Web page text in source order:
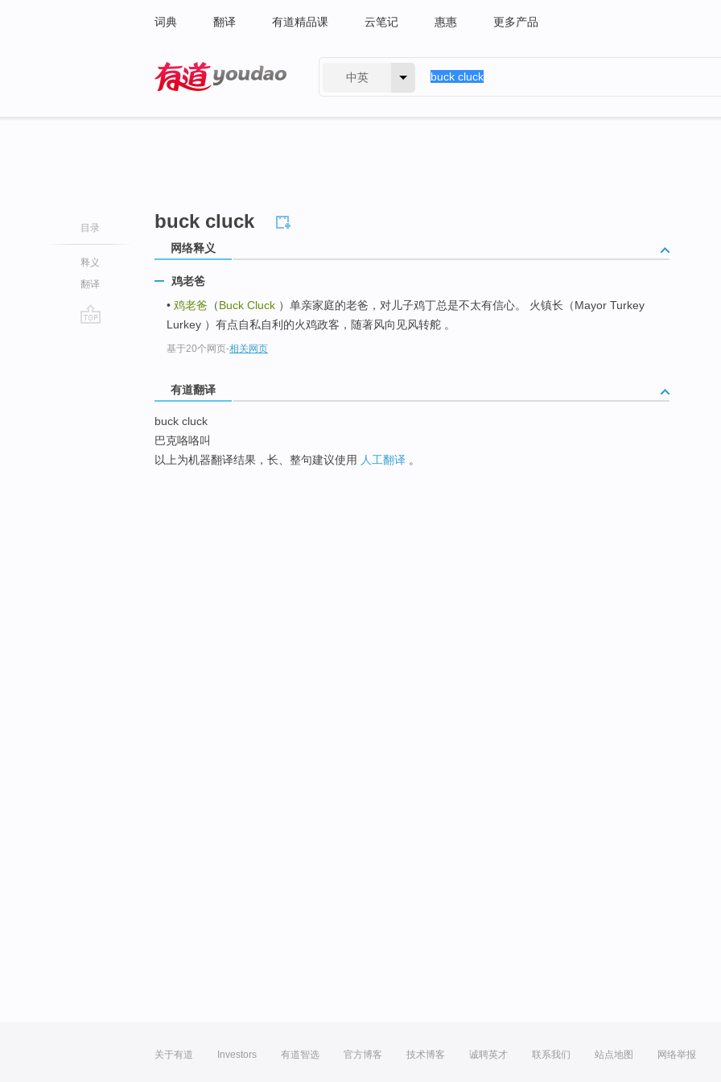
词典 翻译 有道精品课 云笔记 惠惠 更多产品
中英
目录
释义
翻译
buck cluck
网络释义
鸡老爸
• 鸡老爸 （Buck Cluck ）单亲家庭的老爸，对儿子鸡丁总是不太有信心。 火镇长（Mayor Turkey
Lurkey ）有点自私自利的火鸡政客，随著风向见风转舵 。
基于20个网页-相关网页
有道翻译
buck cluck
巴克咯咯叫
以上为机器翻译结果，长、整句建议使用 人工翻译 。
关于有道 Investors 有道智选 官方博客 技术博客 诚聘英才 联系我们 站点地图 网络举报